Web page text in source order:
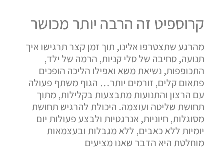
קרוספיט זה הרבה יותר מכושר
מהרגע שתצטרפו אלינו, תוך זמן קצר תרגישו איך
תנועה, סחיבה של סלי קניות, הרמה של ילד,
התכופפות, נשיאת משא ואפילו הליכה הופכים
פתאום קלים, זורמים יותר… הגוף משתף פעולה
עם הרצון והתנועות מתבצעות בקלילות, מתוך
תחושת שליטה ועוצמה. היכולת להרגיש תחושת
מסוגלות, חיוניות, אנרגטיות ולבצע פעולות יום
יומיות ללא כאבים, ללא מגבלות ובעצמאות
מוחלטת היא הדבר שאנו מציעים